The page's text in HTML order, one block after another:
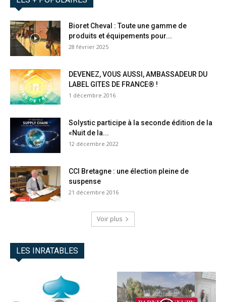
Bioret Cheval : Toute une gamme de
produits et équipements pour...
28 février 2025
DEVENEZ, VOUS AUSSI, AMBASSADEUR DU
LABEL GITES DE FRANCE® !
1 décembre 2016
Solystic participe à la seconde édition de la
«Nuit de la...
12 décembre 2022
CCI Bretagne : une élection pleine de
suspense
21 décembre 2016
Voir plus
LES INRATABLES